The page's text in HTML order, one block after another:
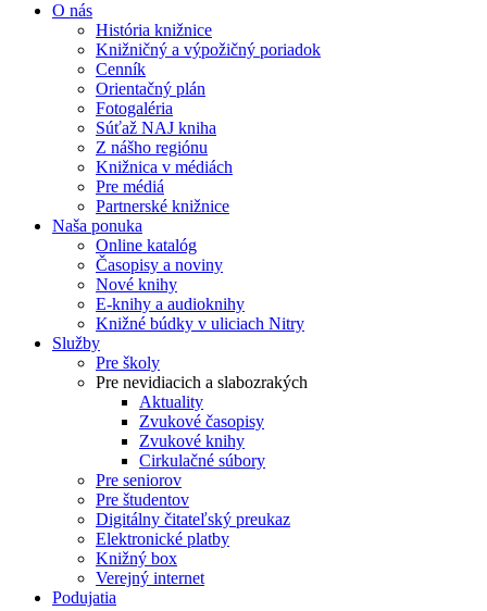
O nás
História knižnice
Knižničný a výpožičný poriadok
Cenník
Orientačný plán
Fotogaléria
Súťaž NAJ kniha
Z nášho regiónu
Knižnica v médiách
Pre médiá
Partnerské knižnice
Naša ponuka
Online katalóg
Časopisy a noviny
Nové knihy
E-knihy a audioknihy
Knižné búdky v uliciach Nitry
Služby
Pre školy
Pre nevidiacich a slabozrakých
Aktuality
Zvukové časopisy
Zvukové knihy
Cirkulačné súbory
Pre seniorov
Pre študentov
Digitálny čitateľský preukaz
Elektronické platby
Knižný box
Verejný internet
Podujatia